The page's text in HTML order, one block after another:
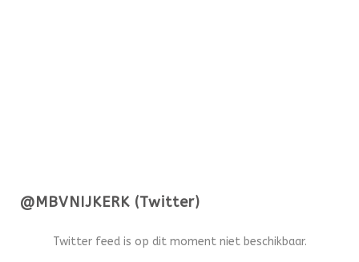
@MBVNIJKERK (Twitter)
Twitter feed is op dit moment niet beschikbaar.